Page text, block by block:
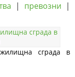
| превозни |
сграда в